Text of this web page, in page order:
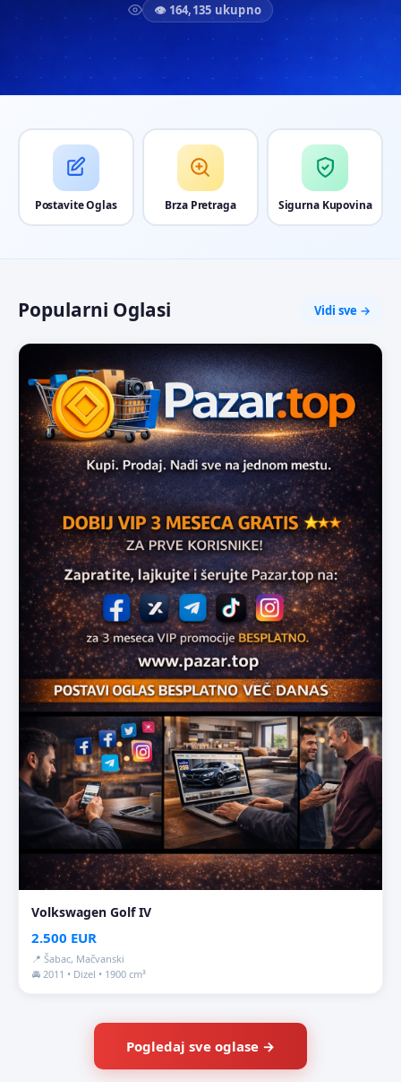
👁 164,135 ukupno
Postavite Oglas Brza Pretraga Sigurna Kupovina
Popularni Oglasi Vidi sve →
Volkswagen Golf IV
2.500 EUR
📍 Šabac, Mačvanski
🚘 2011 • Dizel • 1900 cm³
Pogledaj sve oglase →